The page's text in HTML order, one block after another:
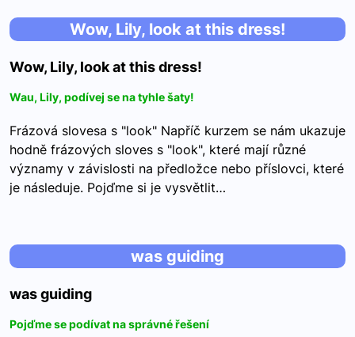
Wow, Lily, look at this dress!
Wow, Lily, look at this dress!
Wau, Lily, podívej se na tyhle šaty!
Frázová slovesa s "look" Napříč kurzem se nám ukazuje
hodně frázových sloves s "look", které mají různé
významy v závislosti na předložce nebo příslovci, které
je následuje. Pojďme si je vysvětlit…
was guiding
was guiding
Pojďme se podívat na správné řešení